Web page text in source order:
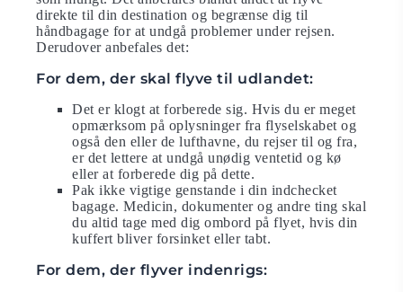
direkte til din destination og begrænse dig til
håndbagage for at undgå problemer under rejsen.
Derudover anbefales det:
For dem, der skal flyve til udlandet:
Det er klogt at forberede sig. Hvis du er meget
opmærksom på oplysninger fra flyselskabet og
også den eller de lufthavne, du rejser til og fra,
er det lettere at undgå unødig ventetid og kø
eller at forberede dig på dette.
Pak ikke vigtige genstande i din indchecket
bagage. Medicin, dokumenter og andre ting skal
du altid tage med dig ombord på flyet, hvis din
kuffert bliver forsinket eller tabt.
For dem, der flyver indenrigs: